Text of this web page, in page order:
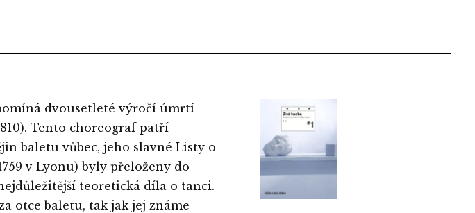
dvousetleté výročí úmrtí
Tento choreograf patří
baletu vůbec, jeho slavné Listy o
v Lyonu) byly přeloženy do
teoretická díla o tanci.
otce baletu, tak jak jej známe